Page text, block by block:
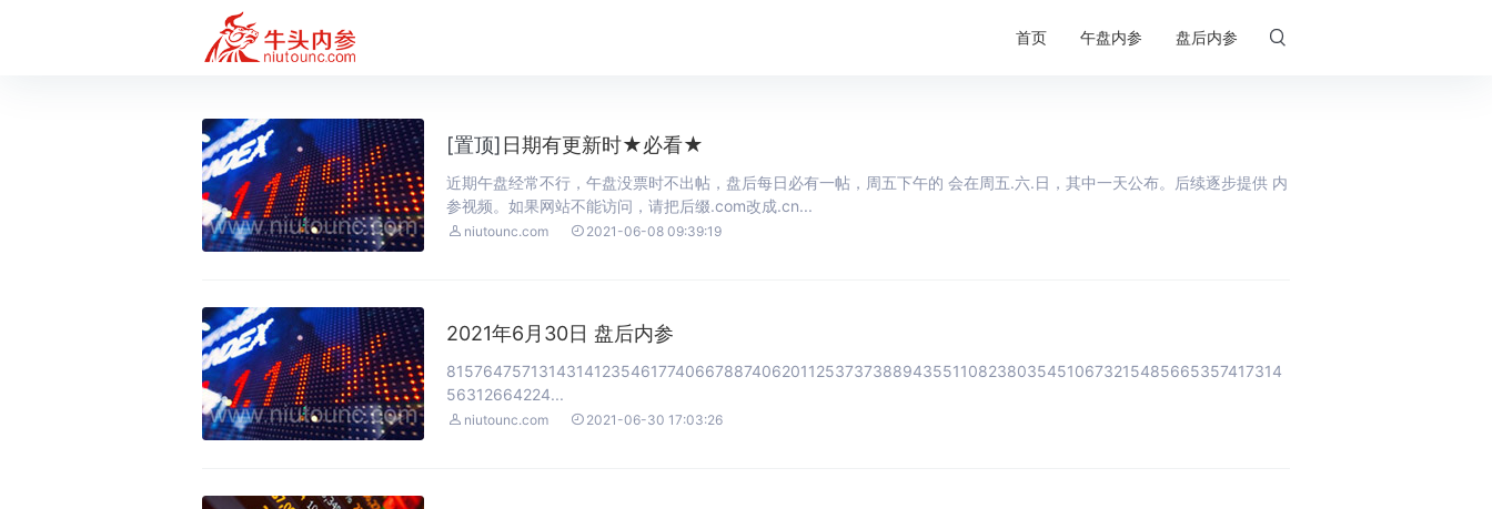

首页 午盘内参 盘后内参
[置顶] 日期有更新时★必看★
近期午盘经常不行，午盘没票时不出帖，盘后每日必有一帖，周五下午的 会在周五.六.日，其中一天公布。后续逐步提供 内
参视频。如果网站不能访问，请把后缀.com改成.cn...
 niutounc.com  2021-06-08 09:39:19
2021年6月30日 盘后内参
81576475713143141235461774066788740620112537373889435511082380354510673215485665357417314
56312664224...
 niutounc.com  2021-06-30 17:03:26